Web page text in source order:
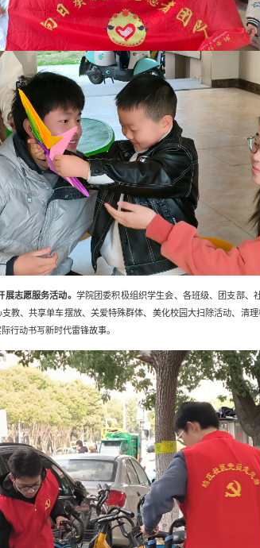
展志愿服务活动。 学院团委积极组织学生会、各班级、团支部、
支教、共享单车摆放、关爱特殊群体、美化校园大扫除活动、清
行动书写新时代雷锋故事。